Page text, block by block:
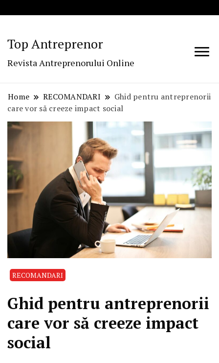
Top Antreprenor
Revista Antreprenorului Online
Home RECOMANDARI
Ghid pentru antreprenorii
care vor să creeze impact social
RECOMANDARI
Ghid pentru antreprenorii
care vor să creeze impact
social